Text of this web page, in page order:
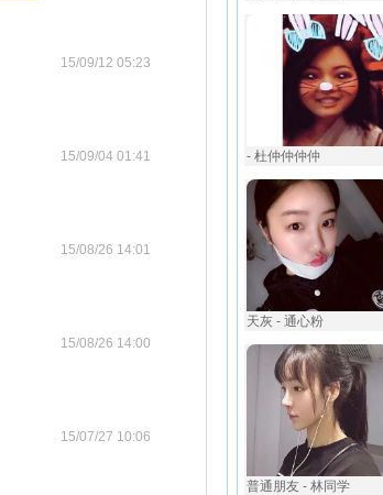
15/09/12 05:23
15/09/04 01:41
15/08/26 14:01
15/08/26 14:00
15/07/27 10:06
- 杜仲仲仲仲
天灰 - 通心粉
普通朋友 - 林同学